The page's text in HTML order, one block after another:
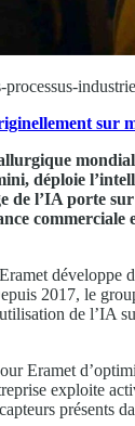
processus-
sur
déploie
de l’IA porte
commerciale
développe
2017, le
de l’IA
Eramet
exploite
présents